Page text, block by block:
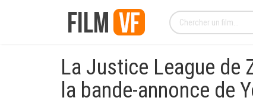
La Justice League de
la bande-annonce de